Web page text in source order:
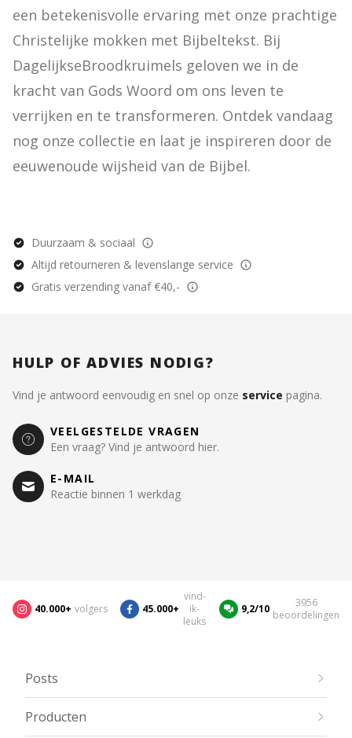
een betekenisvolle ervaring met onze prachtige
Christelijke mokken met Bijbeltekst. Bij
DagelijkseBroodkruimels geloven we in de
kracht van Gods Woord om ons leven te
verrijken en te transformeren. Ontdek vandaag
nog onze collectie en laat je inspireren door de
eeuwenoude wijsheid van de Bijbel.
Duurzaam & sociaal
Altijd retourneren & levenslange service
Gratis verzending vanaf €40,-
HULP OF ADVIES NODIG?
Vind je antwoord eenvoudig en snel op onze service pagina.
VEELGESTELDE VRAGEN
Een vraag? Vind je antwoord hier.
E-MAIL
Reactie binnen 1 werkdag
40.000+ volgers 45.000+
vind-
ik-
leuks
9,2/10
3956
beoordelingen
Posts
Producten